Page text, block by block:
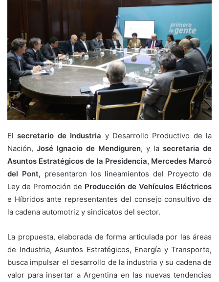
Elsecretario de Industria y Desarrollo Productivo de la
Nación, José Ignacio de Mendiguren, y la secretaria de
Asuntos Estratégicos de la Presidencia, Mercedes Marcó
del Pont, presentaron los lineamientos del Proyecto de
Ley de Promoción de Producción de Vehículos Eléctricos
e Híbridos ante representantes del consejo consultivo de
la cadena automotriz y sindicatos del sector.
La propuesta, elaborada de forma articulada por las áreas
de Industria, Asuntos Estratégicos, Energía y Transporte,
busca impulsar el desarrollo de la industria y su cadena de
valor para insertar a Argentina en las nuevas tendencias